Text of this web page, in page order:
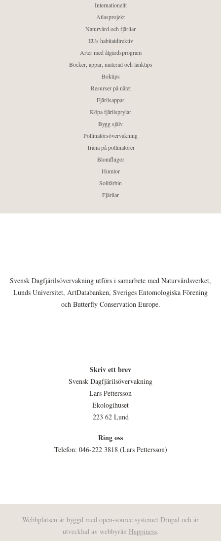
Internationellt
Atlasprojekt
Naturvård och fjärilar
EUs habitatdirektiv
Arter med åtgärdsprogram
Böcker, appar, material och länktips
Boktips
Resurser på nätet
Fjärilsappar
Köpa fjärilsprylar
Bygg själv
Pollinatörsövervakning
Träna på pollinatörer
Blomflugor
Humlor
Solitärbin
Fjärilar
Svensk Dagfjärilsövervakning utförs i samarbete med Naturvårdsverket,
Lunds Universitet, ArtDatabanken, Sveriges Entomologiska Förening
och Butterfly Conservation Europe.
Skriv ett brev
Svensk Dagfjärilsövervakning
Lars Pettersson
Ekologihuset
223 62 Lund
Ring oss
Telefon: 046-222 3818 (Lars Pettersson)
Webbplatsen är byggd med open-source systemet Drupal och är
utvecklad av webbyrån Happiness.